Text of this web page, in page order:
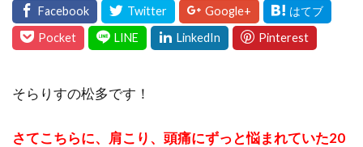
そらりすの松多です！
さてこちらに、肩こり、頭痛にずっと悩まれていた20